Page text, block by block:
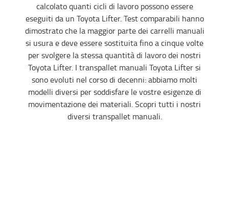
calcolato quanti cicli di lavoro possono essere
eseguiti da un Toyota Lifter. Test comparabili hanno
dimostrato che la maggior parte dei carrelli manuali
si usura e deve essere sostituita fino a cinque volte
per svolgere la stessa quantità di lavoro dei nostri
Toyota Lifter. I transpallet manuali Toyota Lifter si
sono evoluti nel corso di decenni: abbiamo molti
modelli diversi per soddisfare le vostre esigenze di
movimentazione dei materiali. Scopri tutti i nostri
diversi transpallet manuali.